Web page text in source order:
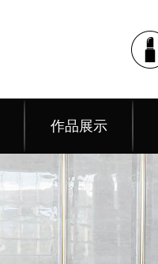
作品展示